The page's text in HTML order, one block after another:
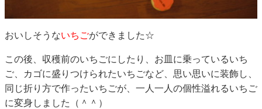
おいしそうないちごができました☆
この後、収穫前のいちごにしたり、お皿に乗っているいち
ご、カゴに盛りつけられたいちごなど、思い思いに装飾し、
同じ折り方で作ったいちごが、一人一人の個性溢れるいちご
に変身しました（＾＾）